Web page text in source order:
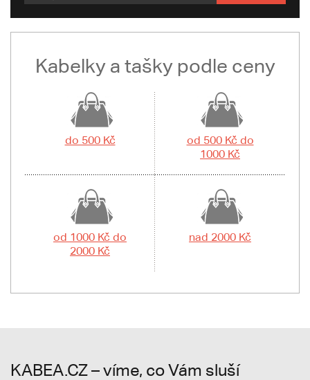
Kabelky a tašky podle ceny
do 500 Kč
od 500 Kč do
1000 Kč
od 1000 Kč do
2000 Kč
nad 2000 Kč
KABEA.CZ – víme, co Vám sluší